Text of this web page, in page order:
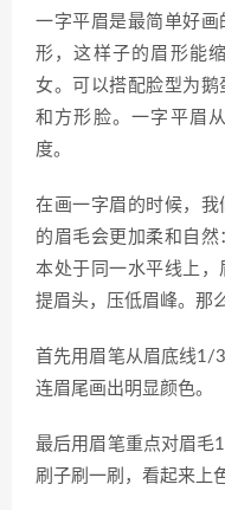
一字平眉是最简单好
形，这样子的眉形能
女。可以搭配脸型为
和方形脸。一字平眉
度。
在画一字眉的时候，
的眉毛会更加柔和自
本处于同一水平线上
提眉头，压低眉峰。那
首先用眉笔从眉底线1/
连眉尾画出明显颜色。
最后用眉笔重点对眉毛
刷子刷一刷，看起来上